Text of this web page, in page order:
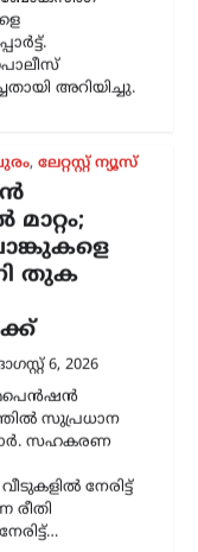
6, 2026
സുപ്രധാന
സഹകരണ
നേരിട്ട്
രീതി
ലേറ്റസ്റ്റ് ന്യൂസ്
6, 2026
കുറിച്ച്
മോഹൻ